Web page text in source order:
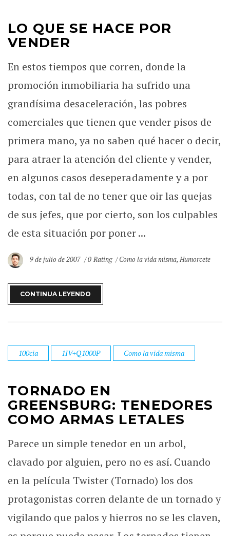
LO QUE SE HACE POR
VENDER
En estos tiempos que corren, donde la
promoción inmobiliaria ha sufrido una
grandísima desaceleración, las pobres
comerciales que tienen que vender pisos de
primera mano, ya no saben qué hacer o decir,
para atraer la atención del cliente y vender,
en algunos casos deseperadamente y a por
todas, con tal de no tener que oir las quejas
de sus jefes, que por cierto, son los culpables
de esta situación por poner ...
9 de julio de 2007 0 Rating Como la vida misma,Humorcete
CONTINUA LEYENDO
100cia 1IV+Q1000P Como la vida misma
TORNADO EN
GREENSBURG: TENEDORES
COMO ARMAS LETALES
Parece un simple tenedor en un arbol,
clavado por alguien, pero no es así. Cuando
en la película Twister (Tornado) los dos
protagonistas corren delante de un tornado y
vigilando que palos y hierros no se les claven,